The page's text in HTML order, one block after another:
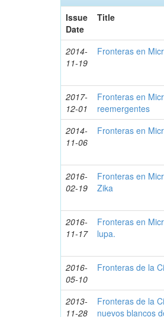
Issue
Date
Title
2014-
11-19
Fronteras en
2017-
12-01
Fronteras en
reemergentes
2014-
11-06
Fronteras en
2016-
02-19
Fronteras en
Zika
2016-
11-17
Fronteras en
lupa.
2016-
05-10
Fronteras de la
2013-
11-28
Fronteras de la
nuevos blancos